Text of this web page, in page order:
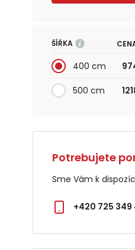
ŠÍŘKA
400 cm
500 cm
Potrebujete
Sme Vám k
+420 725 349